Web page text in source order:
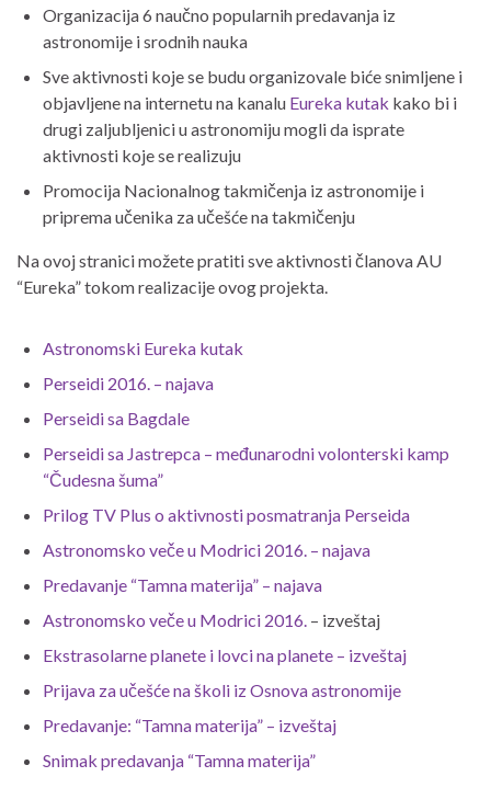
Organizacija 6 naučno popularnih predavanja iz
astronomije i srodnih nauka
Sve aktivnosti koje se budu organizovale biće snimljene i
objavljene na internetu na kanalu Eureka kutak kako bi i
drugi zaljubljenici u astronomiju mogli da isprate
aktivnosti koje se realizuju
Promocija Nacionalnog takmičenja iz astronomije i
priprema učenika za učešće na takmičenju
Na ovoj stranici možete pratiti sve aktivnosti članova AU
“Eureka” tokom realizacije ovog projekta.
Astronomski Eureka kutak
Perseidi 2016. – najava
Perseidi sa Bagdale
Perseidi sa Jastrepca – međunarodni volonterski kamp
“Čudesna šuma”
Prilog TV Plus o aktivnosti posmatranja Perseida
Astronomsko veče u Modrici 2016. – najava
Predavanje “Tamna materija” – najava
Astronomsko veče u Modrici 2016. – izveštaj
Ekstrasolarne planete i lovci na planete – izveštaj
Prijava za učešće na školi iz Osnova astronomije
Predavanje: “Tamna materija” – izveštaj
Snimak predavanja “Tamna materija”